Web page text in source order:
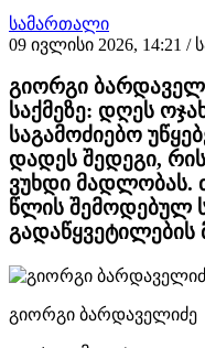
სამართალი
09 ივლისი 2026, 14:21 /
გიორგი
საქმეზე: დღეს
საგამოძიებო
დადეს შედეგი,
ვუხდი მადლობას.
წლის შემოდებულ
გადაწყვეტილების
გიორგი ბარდაველიძე